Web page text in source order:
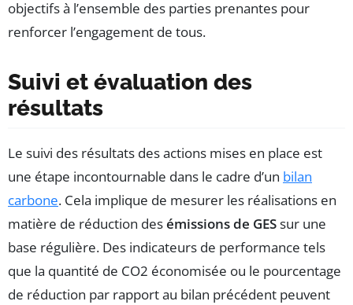
objectifs à l’ensemble des parties prenantes pour
renforcer l’engagement de tous.
Suivi et évaluation des
résultats
Le suivi des résultats des actions mises en place est
une étape incontournable dans le cadre d’un bilan
carbone. Cela implique de mesurer les réalisations en
matière de réduction desémissions de GESsur une
base régulière. Des indicateurs de performance tels
que la quantité de CO2 économisée ou le pourcentage
de réduction par rapport au bilan précédent peuvent